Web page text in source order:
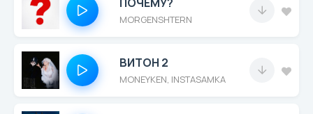
MORGENSHTERN
ВИТОН 2
MONEYKEN, INSTASAMKA